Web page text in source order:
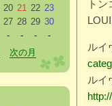
ト
ルイ
ルイ
20 21 22 23
27 28 29 30
- - -
-
次の月